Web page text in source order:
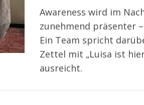
Awareness wird im
zunehmend präsenter
Ein Team spricht
Zettel mit „Luisa ist
ausreicht.